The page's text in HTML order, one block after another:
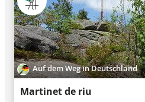
Auf dem Weg in Deutschland
Martinet de riu